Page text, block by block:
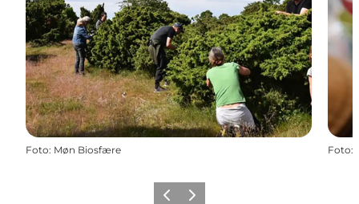
Foto: Møn Biosfære Foto:
ForrigeNæste